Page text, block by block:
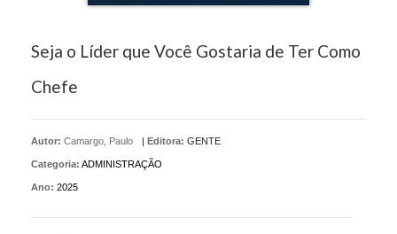
Seja o Líder que Você Gostaria de Ter Como
Chefe
Autor: Camargo, Paulo Editora: GENTE
Categoria: ADMINISTRAÇÃO
Ano: 2025